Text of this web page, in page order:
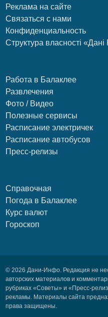
Реклама на сайте
Связаться с нами
Конфиденциальность
Структура власності
Работа в Балаклее
Развлечения
Фото / Видео
Полезные сервисы
Расписание электричек
Расписание автобусов
Пресс-релизы
Справочная
Погода в Балаклее
Курс валют
Гороскоп
© 2026 Дани-Инфо. Редакция не
авторских материалов и
рубриках «Советы» и «Пресс-
рекламы. Материалы сайта
права защищены.